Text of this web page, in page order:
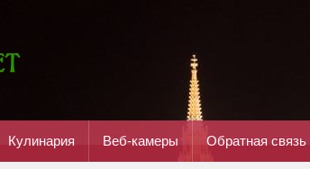
Кулинария Веб-камеры Обратная связь